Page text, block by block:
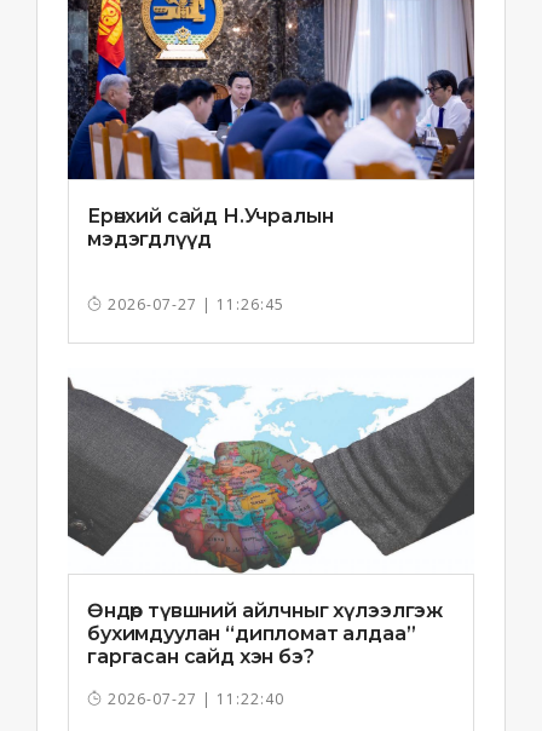
Ерөнхий сайд Н.Учралын
мэдэгдлүүд
2026-07-27 | 11:26:45
Өндөр түвшний айлчныг хүлээлгэж
бухимдуулан “дипломат алдаа”
гаргасан сайд хэн бэ?
2026-07-27 | 11:22:40